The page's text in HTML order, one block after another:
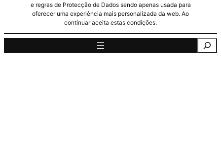
e regras de Protecção de Dados sendo apenas usada para
oferecer uma experiência mais personalizada da web. Ao
continuar aceita estas condições.